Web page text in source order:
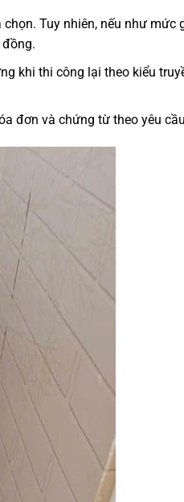
Tuy nhiên, nếu như mức
khi thi công lại theo kiểu
đơn và chứng từ theo yêu